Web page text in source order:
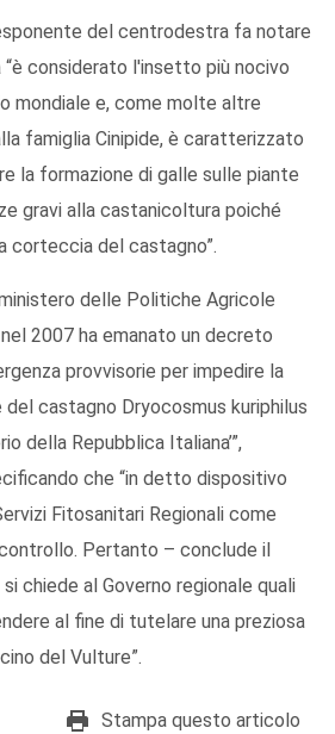
del centrodestra fa notare
considerato l'insetto più nocivo
mondiale e, come molte altre
famiglia Cinipide, è caratterizzato
la formazione di galle sulle piante
gravi alla castanicoltura poiché
corteccia del castagno”.
delle Politiche Agricole
2007 ha emanato un decreto
provvisorie per impedire la
castagno Dryocosmus kuriphilus
della Repubblica Italiana’”,
che “in detto dispositivo
Fitosanitari Regionali come
Pertanto – conclude il
chiede al Governo regionale quali
al fine di tutelare una preziosa
del Vulture”.
Stampa questo articolo